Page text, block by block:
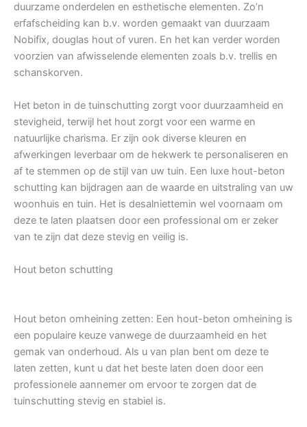
duurzame onderdelen en esthetische elementen. Zo’n
erfafscheiding kan b.v. worden gemaakt van duurzaam
Nobifix, douglas hout of vuren. En het kan verder worden
voorzien van afwisselende elementen zoals b.v. trellis en
schanskorven.
Het beton in de tuinschutting zorgt voor duurzaamheid en
stevigheid, terwijl het hout zorgt voor een warme en
natuurlijke charisma. Er zijn ook diverse kleuren en
afwerkingen leverbaar om de hekwerk te personaliseren en
af te stemmen op de stijl van uw tuin. Een luxe hout-beton
schutting kan bijdragen aan de waarde en uitstraling van uw
woonhuis en tuin. Het is desalniettemin wel voornaam om
deze te laten plaatsen door een professional om er zeker
van te zijn dat deze stevig en veilig is.
Hout beton schutting
Hout beton omheining zetten: Een hout-beton omheining is
een populaire keuze vanwege de duurzaamheid en het
gemak van onderhoud. Als u van plan bent om deze te
laten zetten, kunt u dat het beste laten doen door een
professionele aannemer om ervoor te zorgen dat de
tuinschutting stevig en stabiel is.